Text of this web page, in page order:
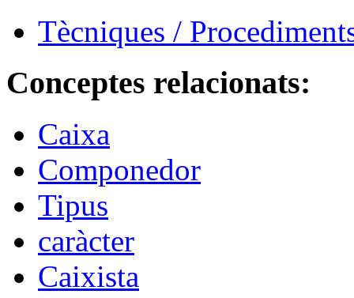
Tècniques /
Conceptes relacionats:
Caixa
Componedor
Tipus
caràcter
Caixista